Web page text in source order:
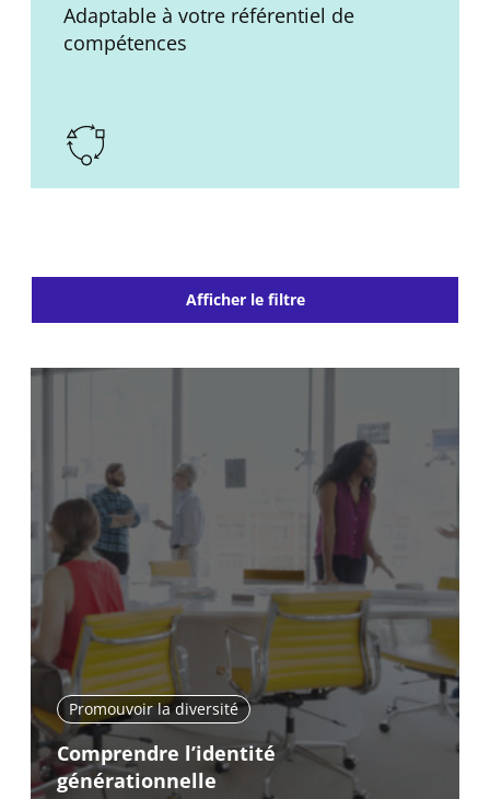
Adaptable à votre référentiel de
compétences
Afficher le filtre
Promouvoir la diversité
Comprendre l’identité
générationnelle